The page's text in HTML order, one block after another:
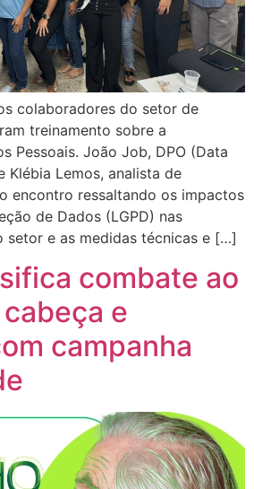
colaboradores do setor de
treinamento sobre a
Pessoais. João Job, DPO (Data
Klébia Lemos, analista de
encontro ressaltando os impactos
de Dados (LGPD) nas
setor e as medidas técnicas e […]
combate ao
e
campanha